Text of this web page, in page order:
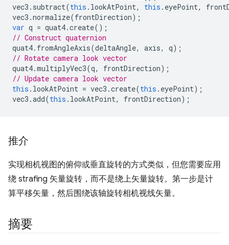
vec3 . subtract(this . lookAtPoint, this . eyePoint,
vec3 .normalize(frontDirection);
var q = quat4.create();
// Construct quaternion
quat4. fromAngleAxis(deltaAngle, axis, q);
// Rotate camera look vector
quat4.multiplyVec3(q, frontDirection);
// Update camera look vector
this . lookAtPoint = vec3 .create(this . eyePoint);
vec3 .add(this . lookAtPoint, frontDirection);
推介
实现相机视图的俯仰或垂直旋转的方式类似，但您需要应用
绕 strafing 矢量旋转，而不是绕上矢量旋转。第一步是计
算平移矢量，然后围绕该轴旋转相机视线矢量。
摘要